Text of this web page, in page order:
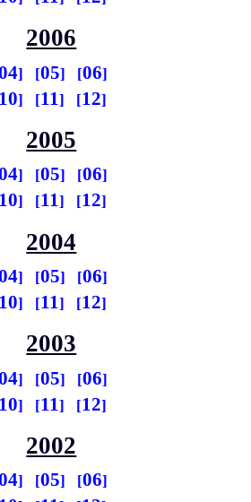
2006
05
06
10 11 12
2005
05
06
10 11 12
2004
05
06
10 11 12
2003
05
06
10 11 12
2002
05
06